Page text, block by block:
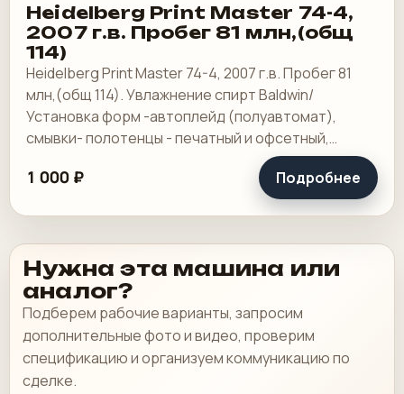
Heidelberg Print Master 74-4,
2007 г.в. Пробег 81 млн,(общ
114)
Heidelberg Print Master 74-4, 2007 г.в. Пробег 81
млн,(общ 114). Увлажнение спирт Baldwin/
Установка форм -автоплейд (полуавтомат),
смывки- полотенцы - печатный и офсетный,
выносной пульт ClassicCenter -PM74 - краски и.
1 000 ₽ Подробнее
Нужна эта машина или
аналог?
Подберем рабочие варианты, запросим
дополнительные фото и видео, проверим
спецификацию и организуем коммуникацию по
сделке.